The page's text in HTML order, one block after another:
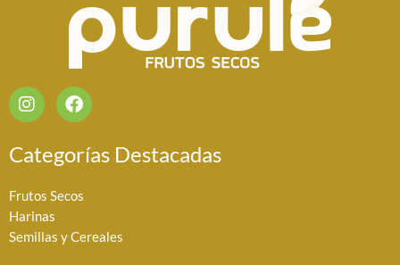
I
n
s
t
a
r
a
m
F
a
c
e
b
o
Categorías Destacadas
Frutos Secos
Harinas
Semillas y Cereales